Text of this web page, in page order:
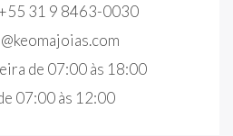
31 9 8463-0030
de 07:00 às 18:00
07:00 às 12:00